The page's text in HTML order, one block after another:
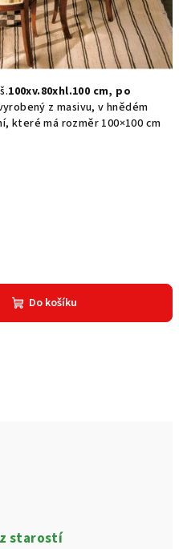
100xv.80xhl.100 cm, po
z masivu, v hnědém
které má rozměr 100×100 cm
Do košíku
starostí